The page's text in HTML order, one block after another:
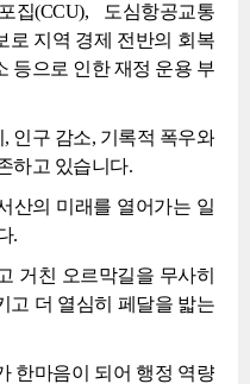
집(CCU), 도심항공교통
로 지역 경제 전반의 회복
등으로 인한 재정 운용 부
인구 감소, 기록적 폭우와
하고 있습니다.
산의 미래를 열어가는 일
.
거친 오르막길을 무사히
고 더 열심히 페달을 밟는
한마음이 되어 행정 역량